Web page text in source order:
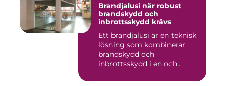
Brandjalusi när robust
brandskydd och
inbrottsskydd krävs
Ett brandjalusi är en teknisk
lösning som kombinerar
brandskydd och
inbrottsskydd i en och